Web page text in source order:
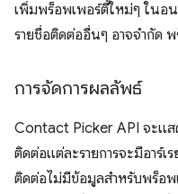
เพิ่มพร็อพเพอร์ตี้ใหม่ๆ ในอ
รายชื่อติดต่ออื่นๆ อาจจำกัด
การจัดการผลลัพธ์
Contact Picker API จะแส
ติดต่อแต่ละรายการจะมีอาร์
ติดต่อไม่มีข้อมูลสำหรับพร็อ